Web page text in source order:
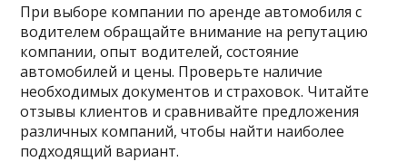
При выборе компании по аренде автомобиля с
водителем обращайте внимание на репутацию
компании, опыт водителей, состояние
автомобилей и цены. Проверьте наличие
необходимых документов и страховок. Читайте
отзывы клиентов и сравнивайте предложения
различных компаний, чтобы найти наиболее
подходящий вариант.